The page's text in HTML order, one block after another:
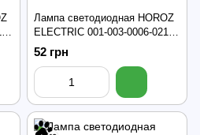
Лампа светодиодная HOROZ
ELECTRIC 001-003-0006-021
ULTRA
52 грн